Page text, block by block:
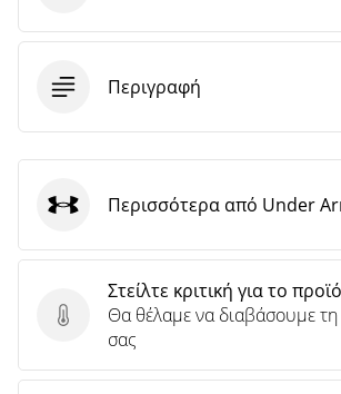
Περιγραφή
Στείλτε κριτική για το προϊόν
Στείλτε κριτική για το
Θα θέλαμε να διαβάσουμε
σας
Under Armour
Περισσότερα από Under